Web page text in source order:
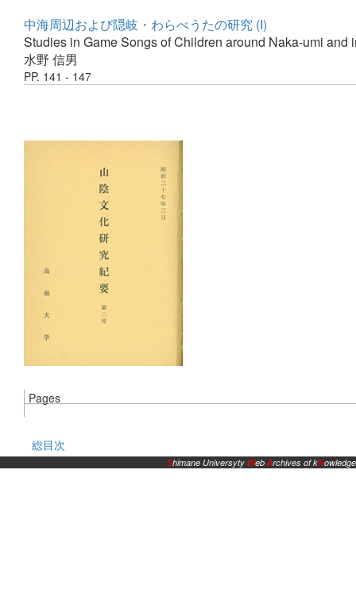
中海周辺および隠岐・わらべうたの研究 (I)
Studies in Game Songs of Children around Naka-umi and
水野 信男
PP. 141 - 147
Pages
総目次
Shimane Universyty WebArchives of kNowledge